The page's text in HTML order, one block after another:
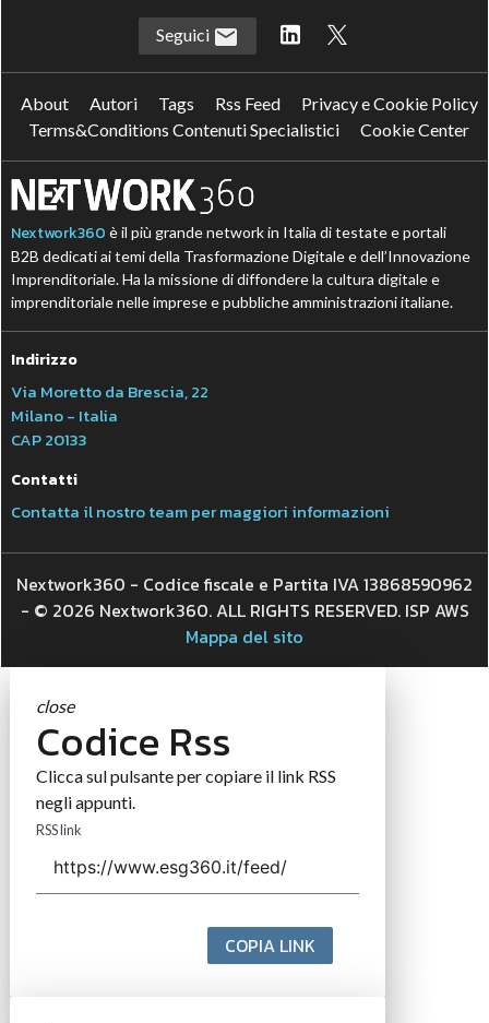
Seguici
About Autori Tags Rss Feed
Privacy e Cookie Policy
Terms&Conditions Contenuti Specialistici
Cookie Center
Nextwork360 è il più grande network in Italia di testate e portali
B2B dedicati ai temi della Trasformazione Digitale e dell’Innovazione
Imprenditoriale. Ha la missione di diffondere la cultura digitale e
imprenditoriale nelle imprese e pubbliche amministrazioni italiane.
Indirizzo
Via Moretto da Brescia, 22
Milano - Italia
CAP 20133
Contatti
Contatta il nostro team per maggiori informazioni
Nextwork360 - Codice fiscale e Partita IVA 13868590962
- © 2026 Nextwork360. ALL RIGHTS RESERVED. ISP AWS
Mappa del sito
close
Codice Rss
Clicca sul pulsante per copiare il link RSS
negli appunti.
RSS link
COPIA LINK